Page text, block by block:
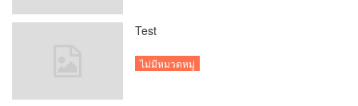
Test
ไม่มีหมวดหมู่